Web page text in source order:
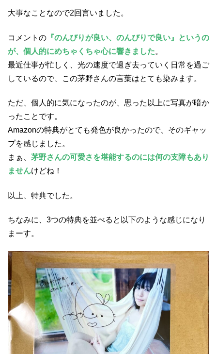
大事なことなので2回言いました。
コメントの 『のんびりが良い、のんびりで良い』というの
が、個人的にめちゃくちゃ心に響きました。
最近仕事が忙しく、光の速度で過ぎ去っていく日常を過ご
しているので、この茅野さんの言葉はとても染みます。
ただ、個人的に気になったのが、思った以上に写真が暗か
ったことです。
Amazonの特典がとても発色が良かったので、そのギャッ
プを感じました。
まぁ、 茅野さんの可愛さを堪能するのには何の支障もあり
ませんけどね！
以上、特典でした。
ちなみに、3つの特典を並べると以下のような感じになり
まーす。